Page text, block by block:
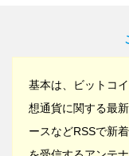
基本は、ビットコ
想通貨に関する最
ースなどRSSで新